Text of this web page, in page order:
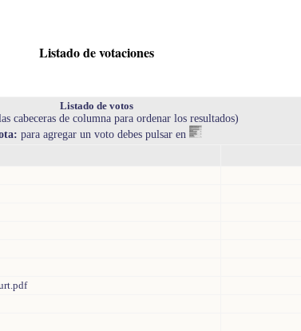
Listado de votaciones
Listado de votos
cabeceras de columna para ordenar los resultados)
para agregar un voto debes pulsar en